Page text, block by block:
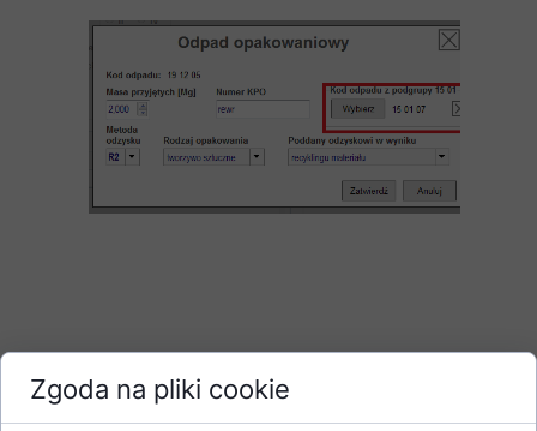
Zgoda na pliki cookie